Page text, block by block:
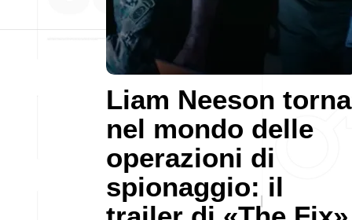
Liam Neeson torna
nel mondo delle
operazioni di
spionaggio: il